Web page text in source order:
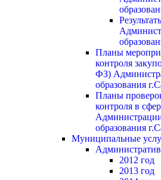
Планы
контроля
ФЗ)
образования
Планы
контроля в
образования
Муниципальные
2012 год
2013 год